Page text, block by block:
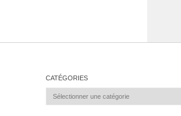
CATÉGORIES
Catégories